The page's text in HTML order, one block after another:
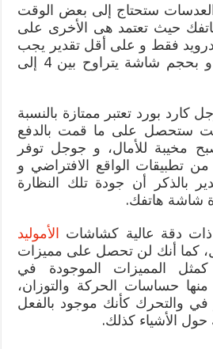
ستحتاج إلى بعض الوقت
حيث تعتمد هى الأخرى على
فقط و على أقل تقدير يجب
أن يكون إصدار 4.1، و بحجم شاشة يتراوح بين 4 إلى
كارد بورد تعتبر ممتازة بالنسبة
ستحصل على ما قمت بالدفع
مخيبة للأمال، و جوجل توفر
تطبيقات الواقع الافتراضي و
بالذكر أن جودة تلك النظارة
شاشة هاتفك.
دقة عالية كشاشات الأموليد
كما أنك لن تحصل على مميزات
المميزات الموجودة في
منها حساسات الحركة والتوزان،
والتحرك كأنك موجود بالفعل
الأشياء كذلك.